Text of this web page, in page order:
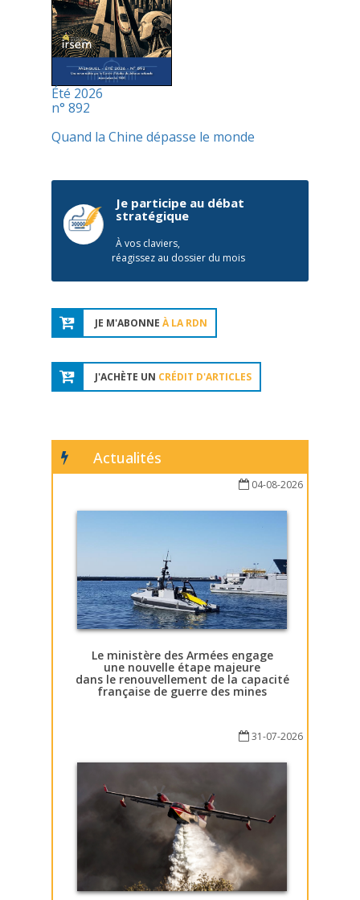
Été 2026
n° 892
Quand la Chine dépasse le monde
Je participe au débat
stratégique
À vos claviers,
réagissez au dossier du mois
JE M'ABONNE À LA RDN
J'ACHÈTE UN CRÉDIT D'ARTICLES
Actualités
04-08-2026
Le ministère des Armées engage
une nouvelle étape majeure
dans le renouvellement de la capacité
française de guerre des mines
31-07-2026